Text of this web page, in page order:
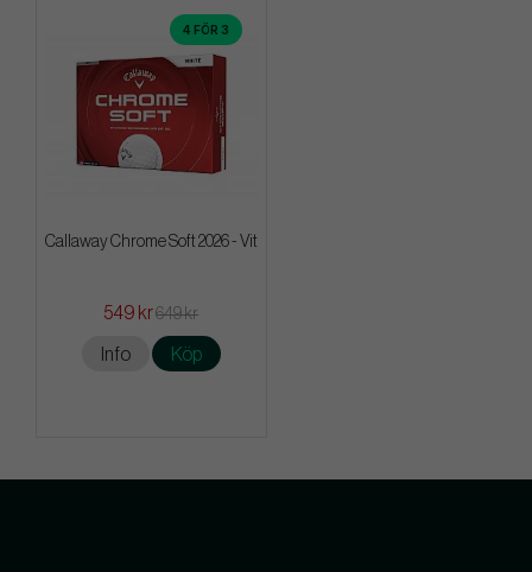
4 FÖR 3
Callaway Chrome Soft 2026 - Vit
549 kr649 kr
Info Köp